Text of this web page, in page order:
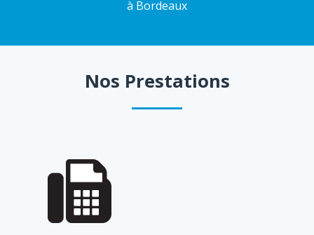
à Bordeaux
Nos Prestations